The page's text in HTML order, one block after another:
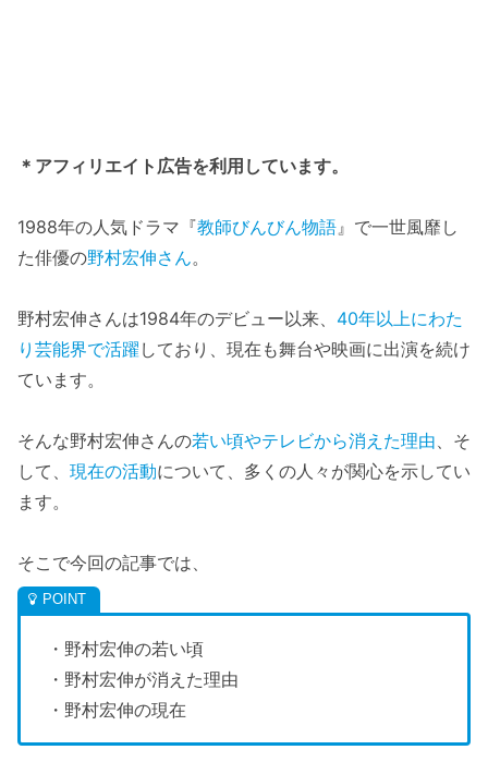
＊アフィリエイト広告を利用しています。
1988年の人気ドラマ『教師びんびん物語』で一世風靡し
た俳優の野村宏伸さん。
野村宏伸さんは1984年のデビュー以来、 40年以上にわた
り芸能界で活躍 しており、現在も舞台や映画に出演を続け
ています。
そんな野村宏伸さんの若い頃やテレビから消えた理由、そ
して、 現在の活動について、多くの人々が関心を示してい
ます。
そこで今回の記事では、
・野村宏伸の若い頃
・野村宏伸が消えた理由
・野村宏伸の現在